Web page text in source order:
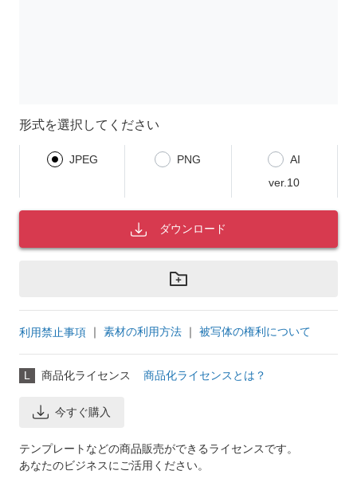
形式を選択してください
JPEG PNG
AI
ver.10
ダウンロード
利用禁止事項 ｜ 素材の利用方法 ｜ 被写体の権利について
L 商品化ライセンス 商品化ライセンスとは？
今すぐ購入
テンプレートなどの商品販売ができるライセンスです。
あなたのビジネスにご活用ください。